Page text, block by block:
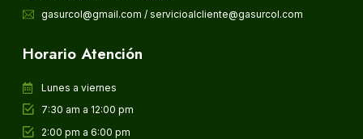
gasurcol@gmail.com / servicioalcliente@gasurcol.com
Horario Atención
Lunes a viernes
7:30 am a 12:00 pm
2:00 pm a 6:00 pm